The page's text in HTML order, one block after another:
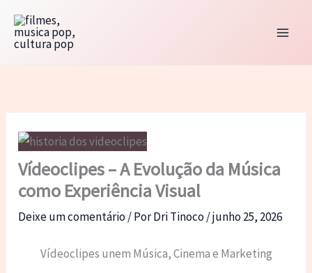
para
Vídeoclipes – A Evolução da Música
como Experiência Visual
Deixe um comentário/ PorDri Tinoco/junho 25, 2026
Vídeoclipes unem Música, Cinema e Marketing